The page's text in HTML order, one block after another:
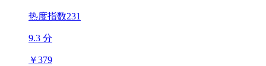
热度指数231
9.3 分
￥379